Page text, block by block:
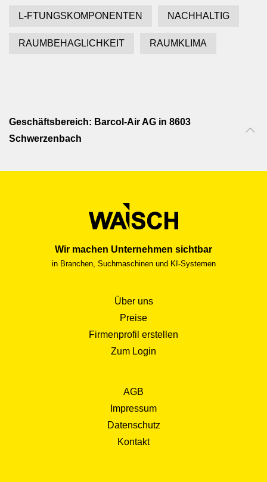
L-FTUNGSKOMPONENTEN NACHHALTIG
RAUMBEHAGLICHKEIT RAUMKLIMA
Geschäftsbereich: Barcol-Air AG in 8603
Schwerzenbach
Wir machen Unternehmen sichtbar
in Branchen, Suchmaschinen und KI-Systemen
Über uns
Preise
Firmenprofil erstellen
Zum Login
AGB
Impressum
Datenschutz
Kontakt